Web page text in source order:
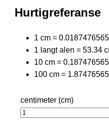
Hurtigreferanse
1 cm =
1 langt alen = 53.34
10 cm =
100 cm =
centimeter (cm)